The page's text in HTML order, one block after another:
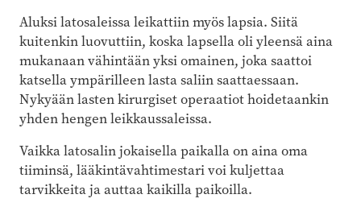
Aluksi latosaleissa leikattiin myös lapsia. Siitä
kuitenkin luovuttiin, koska lapsella oli yleensä aina
mukanaan vähintään yksi omainen, joka saattoi
katsella ympärilleen lasta saliin saattaessaan.
Nykyään lasten kirurgiset operaatiot hoidetaankin
yhden hengen leikkaussaleissa.
Vaikka latosalin jokaisella paikalla on aina oma
tiiminsä, lääkintävahtimestari voi kuljettaa
tarvikkeita ja auttaa kaikilla paikoilla.